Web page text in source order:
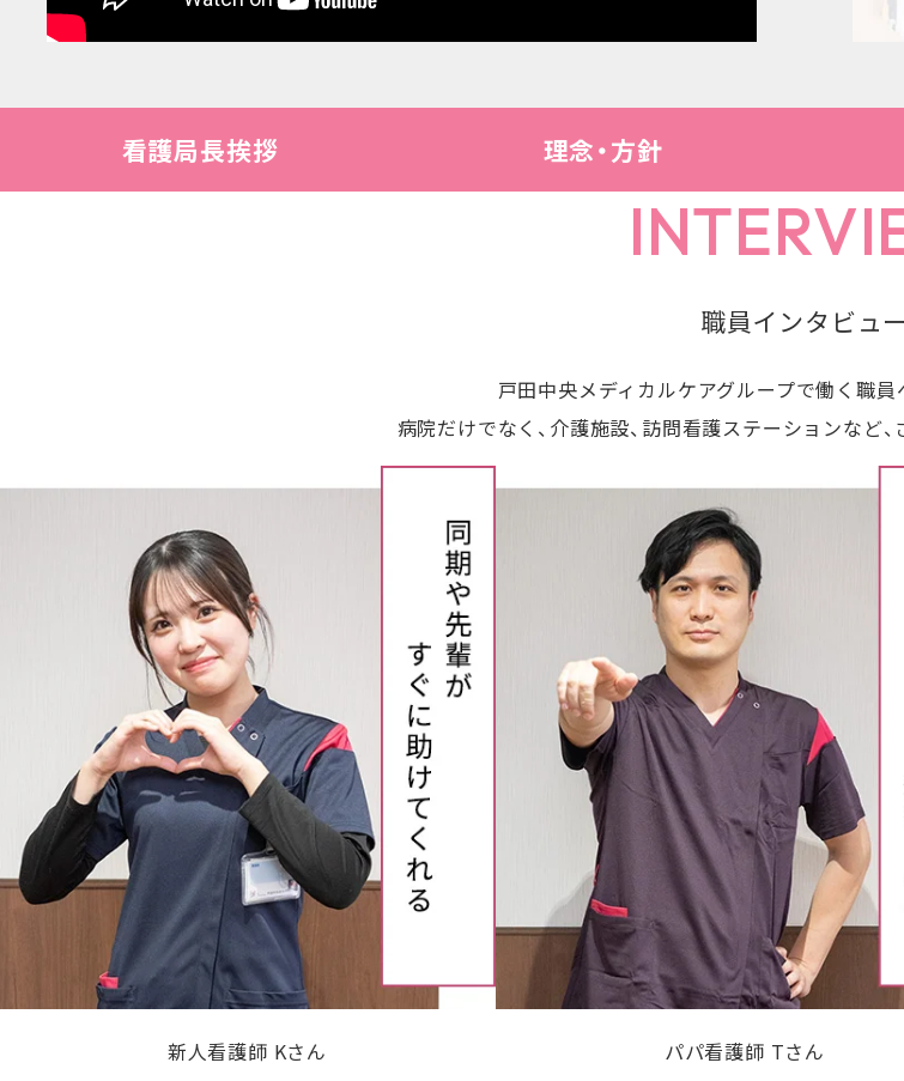
看護局長挨拶 理念・方針
職員インタビュー
戸田中央メディカルケアグループで働く職員
病院だけでなく、介護施設、訪問看護ステーションなど
新人看護師 Kさん パパ看護師 Tさん